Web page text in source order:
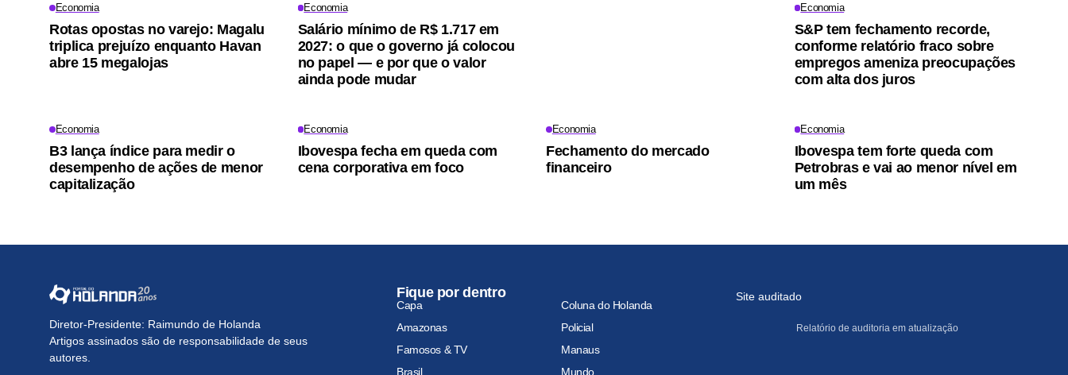
Economia
Rotas opostas no varejo: Magalu
triplica prejuízo enquanto Havan
abre 15 megalojas
Economia
Salário mínimo de R$ 1.717 em
2027: o que o governo já colocou
no papel — e por que o valor
ainda pode mudar
Economia
S&P tem fechamento recorde,
conforme relatório fraco sobre
empregos ameniza preocupações
com alta dos juros
Economia
B3 lança índice para medir o
desempenho de ações de menor
capitalização
Economia
Ibovespa fecha em queda com
cena corporativa em foco
Economia
Fechamento do mercado
financeiro
Economia
Ibovespa tem forte queda com
Petrobras e vai ao menor nível em
um mês
Diretor-Presidente: Raimundo de Holanda
Artigos assinados são de responsabilidade de seus
autores.
Fique por dentro
Capa
Coluna do Holanda
Amazonas
Policial
Famosos & TV
Manaus
Brasil
Mundo
Site auditado
Relatório de auditoria em atualização